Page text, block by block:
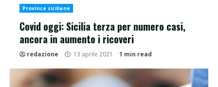
Province siciliane
Covid oggi: Sicilia terza per numero casi,
ancora in aumento i ricoveri
redazione 13 aprile 2021 1 min read